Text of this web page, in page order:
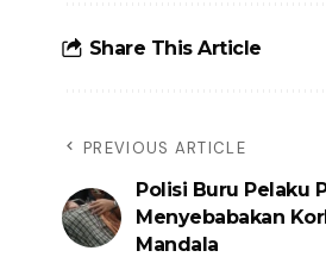
Share This Article
PREVIOUS ARTICLE
Polisi Buru Pelaku
Menyebabakan
Mandala